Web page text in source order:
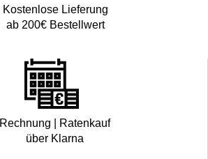
Kostenlose Lieferung
ab 200€ Bestellwert
Rechnung | Ratenkauf
über Klarna